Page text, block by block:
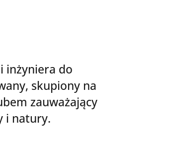
inżyniera do
skupiony na
zauważający
i natury.